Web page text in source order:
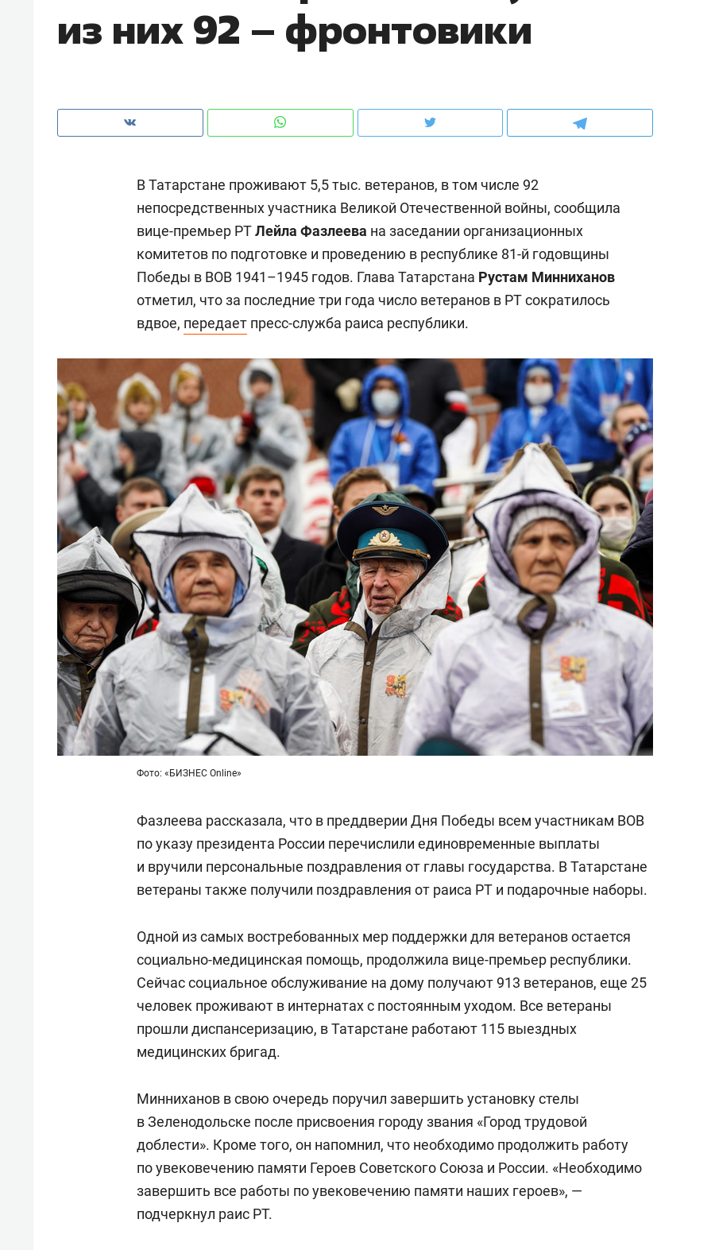
из них 92 – фронтовики
В Татарстане проживают 5,5 тыс. ветеранов, в том числе 92
непосредственных участника Великой Отечественной войны, сообщила
вице-премьер РТЛейла Фазлеева на заседании организационных
комитетов по подготовке и проведению в республике 81-й годовщины
Победы в ВОВ 1941–1945 годов. Глава Татарстана Рустам Минниханов
отметил, что за последние три года число ветеранов в РТ сократилось
вдвое, передает пресс-служба раиса республики.
Фото: «БИЗНЕС Online»
Фазлеева рассказала, что в преддверии Дня Победы всем участникам ВОВ
по указу президента России перечислили единовременные выплаты
и вручили персональные поздравления от главы государства. В Татарстане
ветераны также получили поздравления от раиса РТ и подарочные наборы.
Одной из самых востребованных мер поддержки для ветеранов остается
социально-медицинская помощь, продолжила вице-премьер республики.
Сейчас социальное обслуживание на дому получают 913 ветеранов, еще 25
человек проживают в интернатах с постоянным уходом. Все ветераны
прошли диспансеризацию, в Татарстане работают 115 выездных
медицинских бригад.
Минниханов в свою очередь поручил завершить установку стелы
в Зеленодольске после присвоения городу звания «Город трудовой
доблести». Кроме того, он напомнил, что необходимо продолжить работу
по увековечению памяти Героев Советского Союза и России. «Необходимо
завершить все работы по увековечению памяти наших героев», —
подчеркнул раис РТ.
рынки, почему надо знать аксакалов и
чем интересен Оман?
клиентах и чудных запросах мастеров
создают оазис жилого
150 камер до квартиры и Face
ID вместо ключа: какой будет
Опыт выживания в дикой
состоянием как основа
антихрупких команд